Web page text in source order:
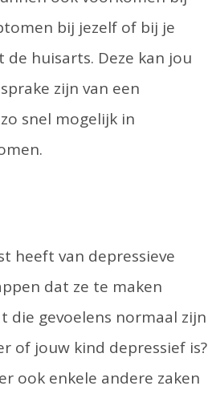
bij jezelf of bij je
huisarts. Deze kan jou
zijn van een
snel mogelijk in
heeft van depressieve
dat ze te maken
die gevoelens normaal zijn
of jouw kind depressief is?
ook enkele andere zaken